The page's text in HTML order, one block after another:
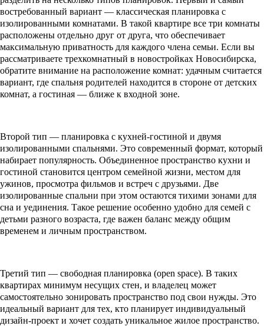
востребованный вариант — классическая планировка с
изолированными комнатами. В такой квартире все три комнаты
расположены отдельно друг от друга, что обеспечивает
максимальную приватность для каждого члена семьи. Если вы
рассматриваете трехкомнатный в новостройках Новосибирска,
обратите внимание на расположение комнат: удачным считается
вариант, где спальня родителей находится в стороне от детских
комнат, а гостиная — ближе к входной зоне.
Второй тип — планировка с кухней-гостиной и двумя
изолированными спальнями. Это современный формат, который
набирает популярность. Объединенное пространство кухни и
гостиной становится центром семейной жизни, местом для
ужинов, просмотра фильмов и встреч с друзьями. Две
изолированные спальни при этом остаются тихими зонами для
сна и уединения. Такое решение особенно удобно для семей с
детьми разного возраста, где важен баланс между общим
временем и личным пространством.
Третий тип — свободная планировка (open space). В таких
квартирах минимум несущих стен, и владелец может
самостоятельно зонировать пространство под свои нужды. Это
идеальный вариант для тех, кто планирует индивидуальный
дизайн-проект и хочет создать уникальное жилое пространство.